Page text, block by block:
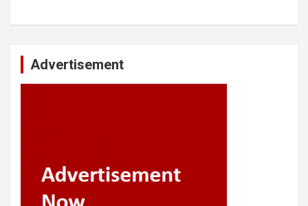
Advertisement